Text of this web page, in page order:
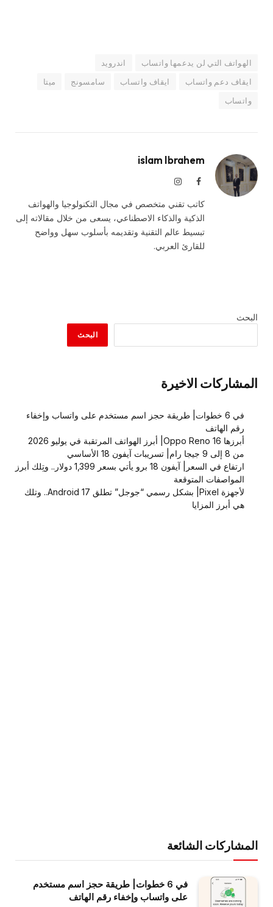
الهواتف التي لن يدعمها واتساب
اندرويد
ايقاف دعم واتساب
ايقاف واتساب سامسونج
ميتا
واتساب
islam Ibrahem
فيسبوكالانستغرام
كاتب تقني متخصص في مجال التكنولوجيا والهواتف
الذكية والذكاء الاصطناعي، يسعى من خلال مقالاته إلى
تبسيط عالم التقنية وتقديمه بأسلوب سهل وواضح
للقارئ العربي.
البحث
البحث
المشاركات الاخيرة
في 6 خطوات| طريقة حجز اسم مستخدم على واتساب وإخفاء
رقم الهاتف
أبرزها Oppo Reno 16| أبرز الهواتف المرتقبة في يوليو 2026
من 8 إلى 9 جيجا رام| تسريبات آيفون 18 الأساسي
ارتفاع في السعر| آيفون 18 برو يأتي بسعر 1,399 دولار.. وتِلك أبرز
المواصفات المتوقعة
لأجهزة Pixel| بشكل رسمي “جوجل” تطلق Android 17.. وتلك
هي أبرز المزايا
المشاركات الشائعة
في 6 خطوات| طريقة حجز اسم مستخدم
على واتساب وإخفاء رقم الهاتف